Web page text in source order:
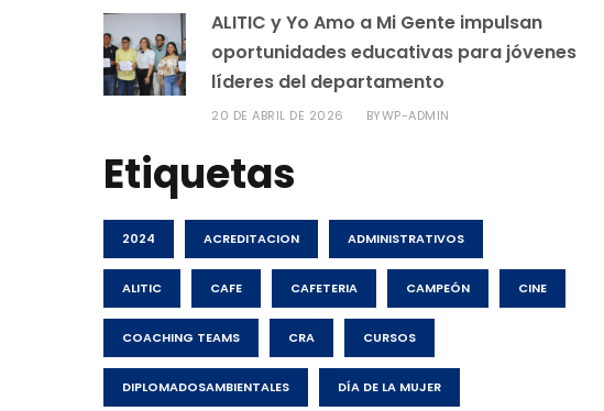
ALITIC y Yo Amo a Mi Gente impulsan
oportunidades educativas para jóvenes
líderes del departamento
20 DE ABRIL DE 2026 BYWP-ADMIN
Etiquetas
2024 ACREDITACION ADMINISTRATIVOS
ALITIC CAFE CAFETERIA CAMPEÓN CINE
COACHING TEAMS CRA CURSOS
DIPLOMADOSAMBIENTALES DÍA DE LA MUJER